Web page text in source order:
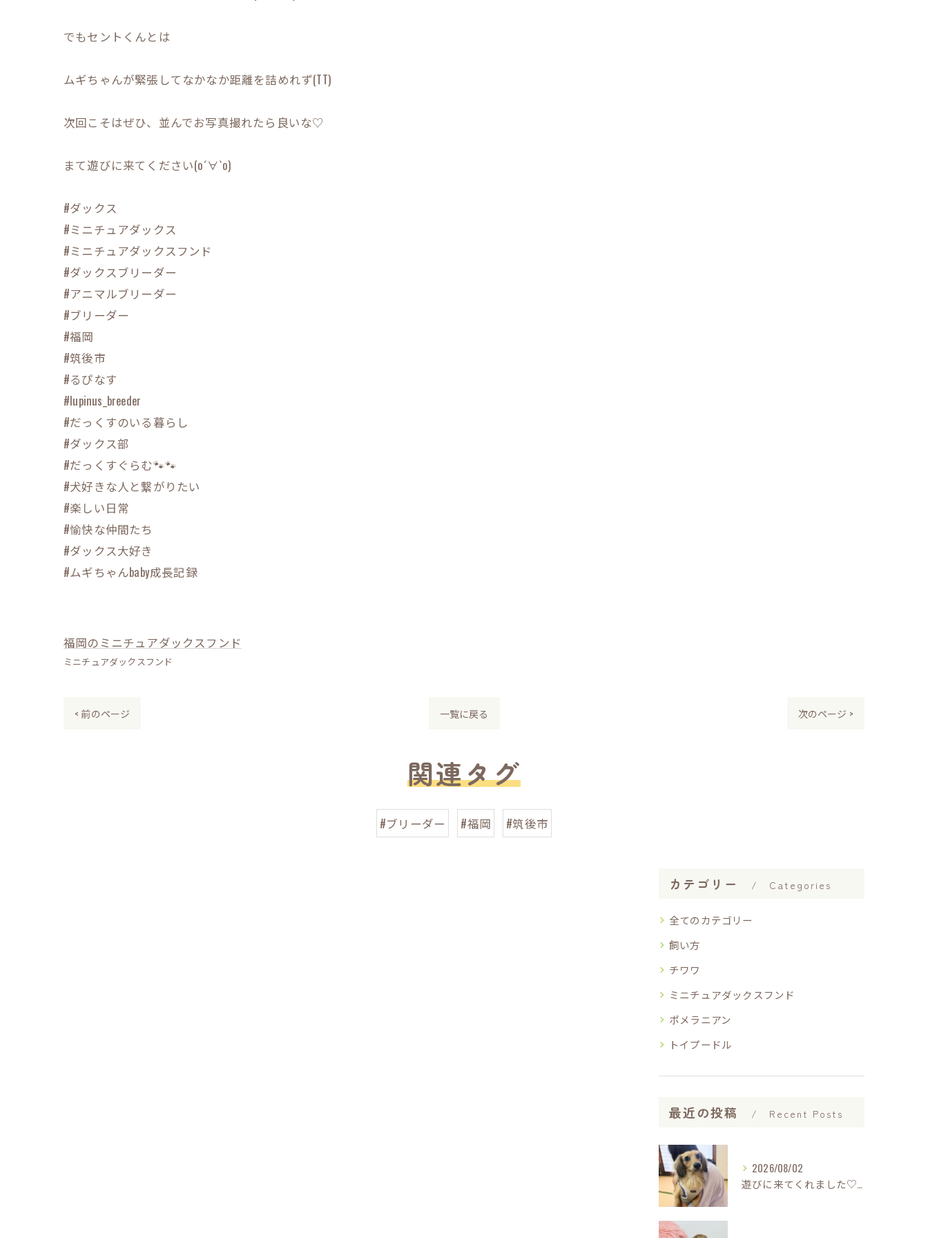
でもセントくんとは
ムギちゃんが緊張してなかなか距離を詰めれず(TT)
次回こそはぜひ、並んでお写真撮れたら良いな♡
まて遊びに来てください(о´∀`о)
#ダックス
#ミニチュアダックス
#ミニチュアダックスフンド
#ダックスブリーダー
#アニマルブリーダー
#ブリーダー
#福岡
#筑後市
#るぴなす
#lupinus_breeder
#だっくすのいる暮らし
#ダックス部
#だっくすぐらむ🐾🐾
#犬好きな人と繋がりたい
#楽しい日常
#愉快な仲間たち
#ダックス大好き
#ムギちゃんbaby成長記録
福岡のミニチュアダックスフンド
ミニチュアダックスフンド
< 前のページ 一覧に戻る 次のページ >
関連タグ
#ブリーダー #福岡 #筑後市
カテゴリー Categories
全てのカテゴリー
飼い方
チワワ
ミニチュアダックスフンド
ポメラニアン
トイプードル
最近の投稿 Recent Posts
2026/08/02
遊びに来てくれました♡(о´∀`о)